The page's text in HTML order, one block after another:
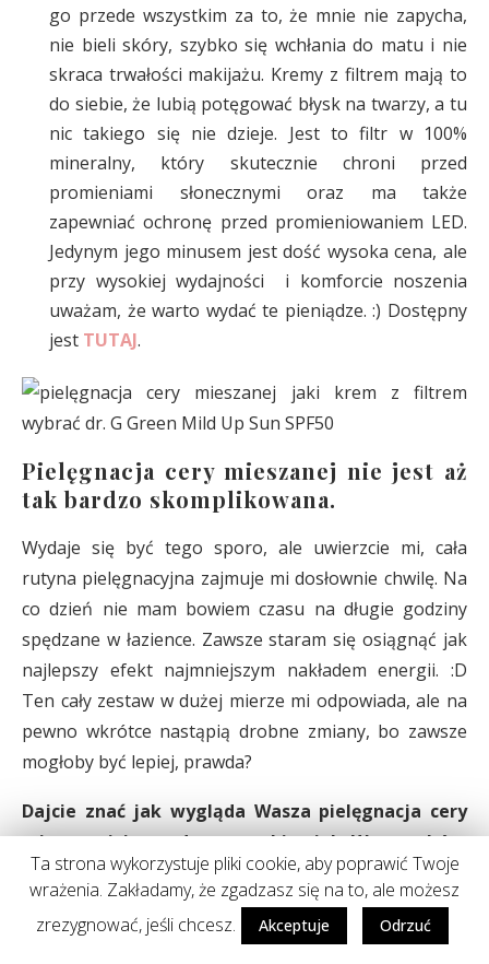
go przede wszystkim za to, że mnie nie zapycha,
nie bieli skóry, szybko się wchłania do matu i nie
skraca trwałości makijażu. Kremy z filtrem mają to
do siebie, że lubią potęgować błysk na twarzy, a tu
nic takiego się nie dzieje. Jest to filtr w 100%
mineralny, który skutecznie chroni przed
promieniami słonecznymi oraz ma także
zapewniać ochronę przed promieniowaniem LED.
Jedynym jego minusem jest dość wysoka cena, ale
przy wysokiej wydajności i komforcie noszenia
uważam, że warto wydać te pieniądze. :) Dostępny
jest TUTAJ.
Pielęgnacja cery mieszanej nie jest aż
tak bardzo skomplikowana.
Wydaje się być tego sporo, ale uwierzcie mi, cała
rutyna pielęgnacyjna zajmuje mi dosłownie chwilę. Na
co dzień nie mam bowiem czasu na długie godziny
spędzane w łazience. Zawsze staram się osiągnąć jak
najlepszy efekt najmniejszym nakładem energii. :D
Ten cały zestaw w dużej mierze mi odpowiada, ale na
pewno wkrótce nastąpią drobne zmiany, bo zawsze
mogłoby być lepiej, prawda?
Dajcie znać jak wygląda Wasza pielęgnacja cery
mieszanej i przede wszystkim jak Wasza skóra
reaguje na te upały?
Ta strona wykorzystuje pliki cookie, aby poprawić Twoje
wrażenia. Zakładamy, że zgadzasz się na to, ale możesz
zrezygnować, jeśli chcesz.
Akceptuje Odrzuć